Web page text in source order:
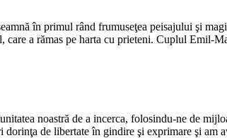
în primul rând frumuseţea peisajului şi
care a rămas pe harta cu prieteni. Cuplul
noastră de a incerca, folosindu-ne de
dorinţa de libertate în gindire şi exprimare şi